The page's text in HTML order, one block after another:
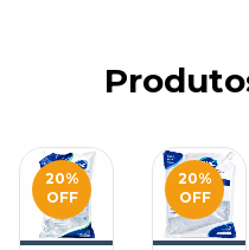
20%
OFF
20%
OFF